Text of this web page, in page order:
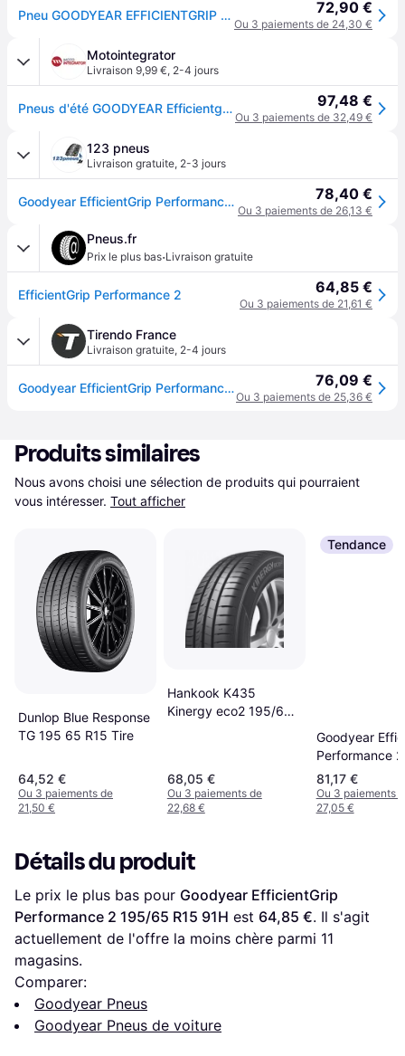
Pneu GOODYEAR EFFICIENTGRIP PERFORMANCE 2 195/65 R15 91H - Réf. 3052310 72,90 €
Ou 3 paiements de 24,30 €
Motointegrator
Livraison 9,99 €, 2-4 jours
Pneus d'été GOODYEAR Efficientgrip Performance 2 195/65R15 91H 97,48 €
Ou 3 paiements de 32,49 €
123 pneus
Livraison gratuite, 2-3 jours
Goodyear EfficientGrip Performance 2 ( 195/65 R15 91H EVR ) 78,40 €
Ou 3 paiements de 26,13 €
Pneus.fr
Prix le plus bas·Livraison gratuite
EfficientGrip Performance 2 64,85 €
Ou 3 paiements de 21,61 €
Tirendo France
Livraison gratuite, 2-4 jours
Goodyear EfficientGrip Performance 2 ( 195/65 R15 91H EVR ) 76,09 €
Ou 3 paiements de 25,36 €
Produits similaires
Nous avons choisi une sélection de produits qui pourraient
vous intéresser. Tout afficher
Dunlop Blue Response
TG 195 65 R15 Tire
64,52 €
Ou 3 paiements de
21,50 €
Hankook K435
Kinergy eco2 195/65
68,05 €
Ou 3 paiements de
22,68 €
Tendance
Goodyear
Performance
R15 95H XL
81,17 €
Ou 3 paiements
27,05 €
Détails du produit
Le prix le plus bas pour Goodyear EfficientGrip
Performance 2 195/65 R15 91H est 64,85 €. Il s'agit
actuellement de l'offre la moins chère parmi 11
magasins.
Comparer:
Goodyear Pneus
Goodyear Pneus de voiture